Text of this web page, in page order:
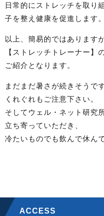
日常的にストレッチを取り
子を整え健康を促進します。
以上、簡易的ではあります
【ストレッチトレーナー】
ご紹介となります。
まだまだ暑さが続きそうで
くれぐれもご注意下さい。
そしてウェル・ネット研究
立ち寄っていただき、
冷たいものでも飲んで休ん
ACCESS